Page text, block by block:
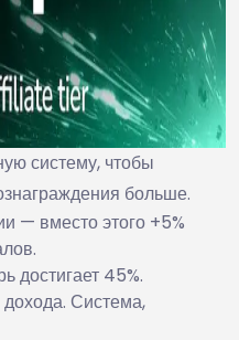
систему, чтобы
больше.
— вместо этого +5%
достигает 45%.
Система,